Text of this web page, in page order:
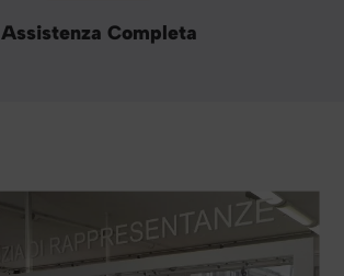
Assistenza Completa